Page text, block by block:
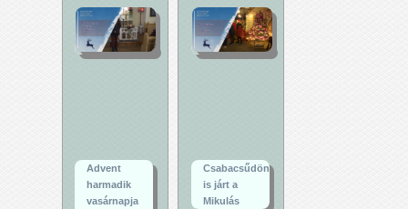
Advent
harmadik
vasárnapja
Csabacsűdön
is járt a
Mikulás